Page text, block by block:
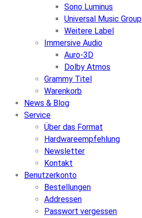
Sono Luminus
Universal Music Group
Weitere Label
Immersive Audio
Auro-3D
Dolby Atmos
Grammy Titel
Warenkorb
News & Blog
Service
Über das Format
Hardwareempfehlung
Newsletter
Kontakt
Benutzerkonto
Bestellungen
Addressen
Passwort vergessen